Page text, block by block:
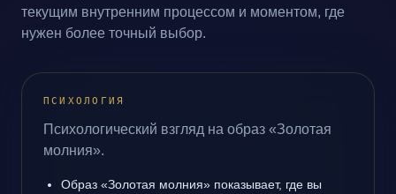
текущим внутренним процессом и моментом, где
нужен более точный выбор.
ПСИХОЛОГИЯ
Психологический взгляд на образ «Золотая
молния».
Образ «Золотая молния» показывает, где вы